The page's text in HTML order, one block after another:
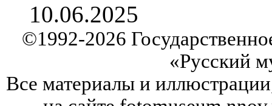
10.06.2025
©1992-2026
«Русский
Все материалы и